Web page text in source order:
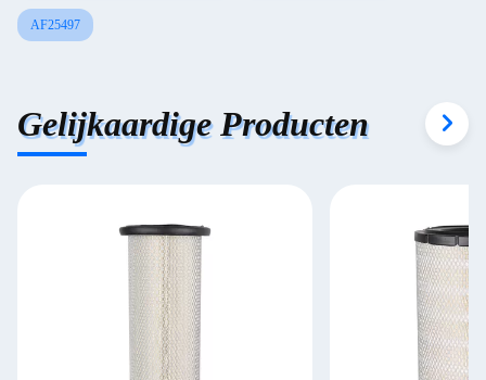
AF25497
Gelijkaardige Producten